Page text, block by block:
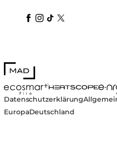
blindedesign
blindedesign
blindedesign
blinde-design
blindedesign
MAD Design
EcoSmart FireHEATSCOPE®
e-
Datenschutzerklärung
EuropaDeutschland